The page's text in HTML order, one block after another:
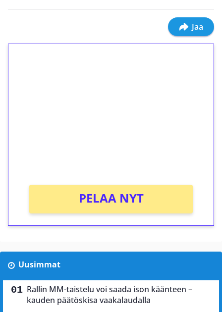
Jaa
PELAA NYT
Uusimmat
Rallin MM-taistelu voi saada ison käänteen –
kauden päätöskisa vaakalaudalla